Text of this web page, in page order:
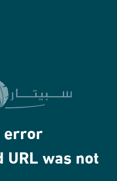
error
was not